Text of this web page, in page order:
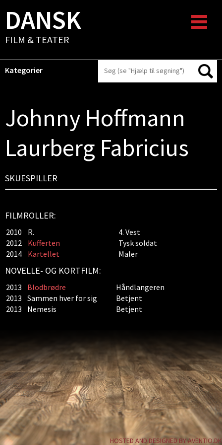
DANSK
FILM & TEATER
Kategorier
Johnny Hoffmann
Laurberg Fabricius
SKUESPILLER
FILMROLLER:
2010 R.
4. Vest
2012
Kufferten
Tysk soldat
2014
Kartellet Maler
NOVELLE- OG KORTFILM:
2013 Blodbrødre
Håndlangeren
2013 Sammen hver for sig
Betjent
2013
Nemesis Betjent
HOSTED AND DESIGNED BY AVENTIO.DK